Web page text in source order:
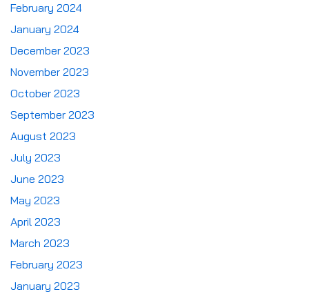
February 2024
January 2024
December 2023
November 2023
October 2023
September 2023
August 2023
July 2023
June 2023
May 2023
April 2023
March 2023
February 2023
January 2023